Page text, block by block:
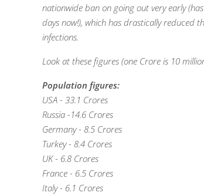
nationwide ban on going out very early
days now!), which has drastically reduced
infections.
Look at these figures (one Crore is 10
Population figures:
USA - 33.1 Crores
Russia -14.6 Crores
Germany - 8.5 Crores
Turkey - 8.4 Crores
UK - 6.8 Crores
France - 6.5 Crores
Italy - 6.1 Crores